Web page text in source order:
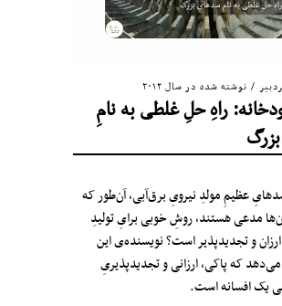
/ نوشته شده در سال ۲۰۱۲
راهِ حل‌ِ غلطی به نامِ
عظیمِ مولدِ نیرویِ برق‌آبی، آن‌طور که
مدعی هستند، روشِ خوبی برایِ تولیدِ
و تجدیدپذیر است؟ نویسنده‌ی این
که پاکی، ارزانی و تجدیدپذیریِ
یک افسانه است.